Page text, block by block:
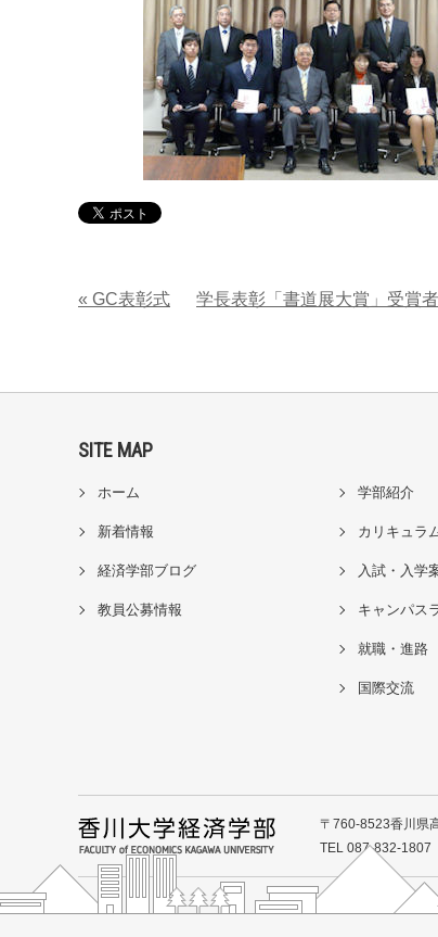
« GC表彰式 学長表彰「書道展大賞」受賞
SITE MAP
ホーム
新着情報
経済学部ブログ
教員公募情報
学部紹介
カリキュラ
入試・入学
キャンパス
就職・進路
国際交流
〒760-8523香川県
TEL 087-832-